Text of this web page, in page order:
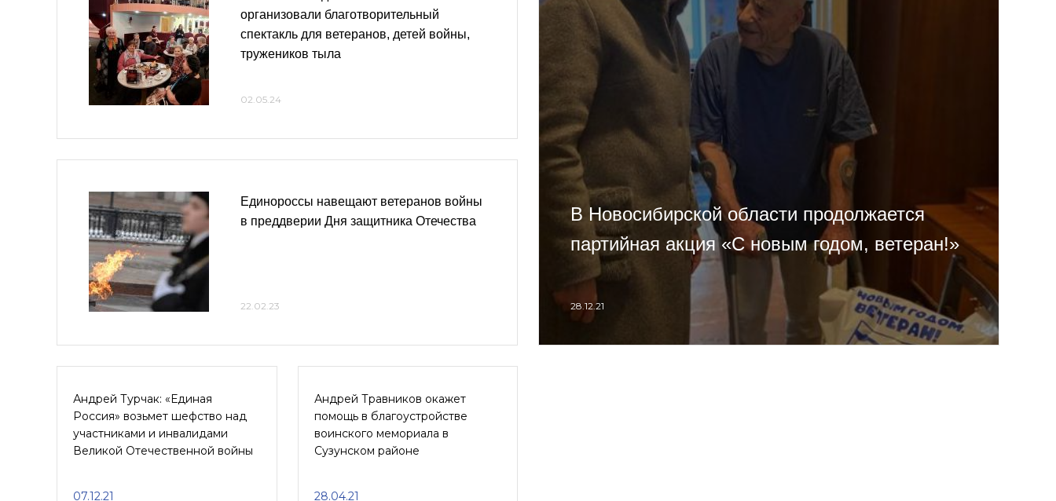
организовали благотворительный
спектакль для ветеранов, детей войны,
тружеников тыла
02.05.24
Единороссы навещают ветеранов войны
в преддверии Дня защитника Отечества
22.02.23
В Новосибирской области продолжается
партийная акция «С новым годом, ветеран!»
28.12.21
Андрей Турчак: «Единая
Россия» возьмет шефство над
участниками и инвалидами
Великой Отечественной войны
07.12.21
Андрей Травников окажет
помощь в благоустройстве
воинского мемориала в
Сузунском районе
28.04.21